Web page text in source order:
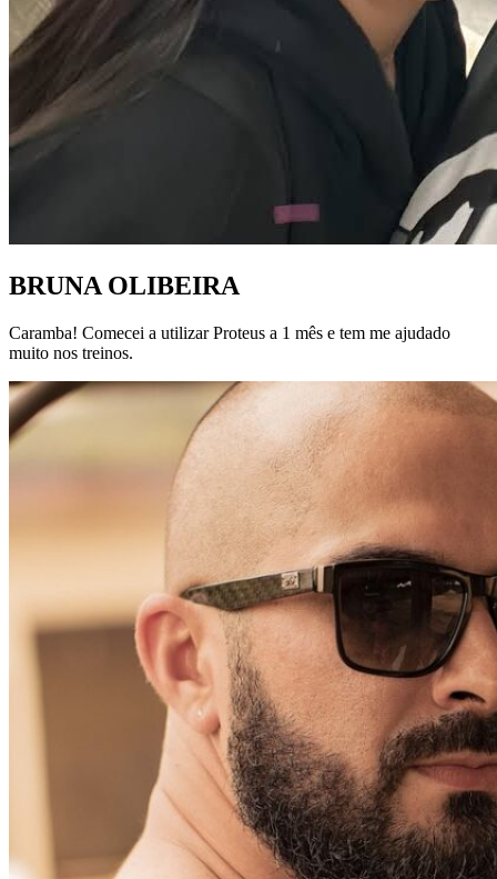
BRUNA OLIBEIRA
Caramba! Comecei a utilizar Proteus a 1 mês e tem me ajudado
muito nos treinos.